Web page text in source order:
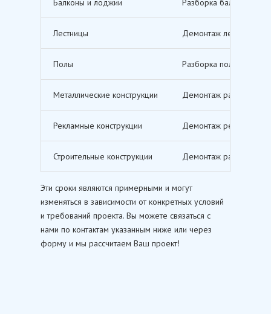
Лестницы Демонтаж лестничных
Полы Разборка полов,
Металлические конструкции Демонтаж различных
Рекламные конструкции Демонтаж рекламных
Строительные конструкции Демонтаж различных
Эти сроки являются примерными и могут
изменяться в зависимости от конкретных условий
и требований проекта. Вы можете связаться с
нами по контактам указанным ниже или через
форму и мы рассчитаем Ваш проект!